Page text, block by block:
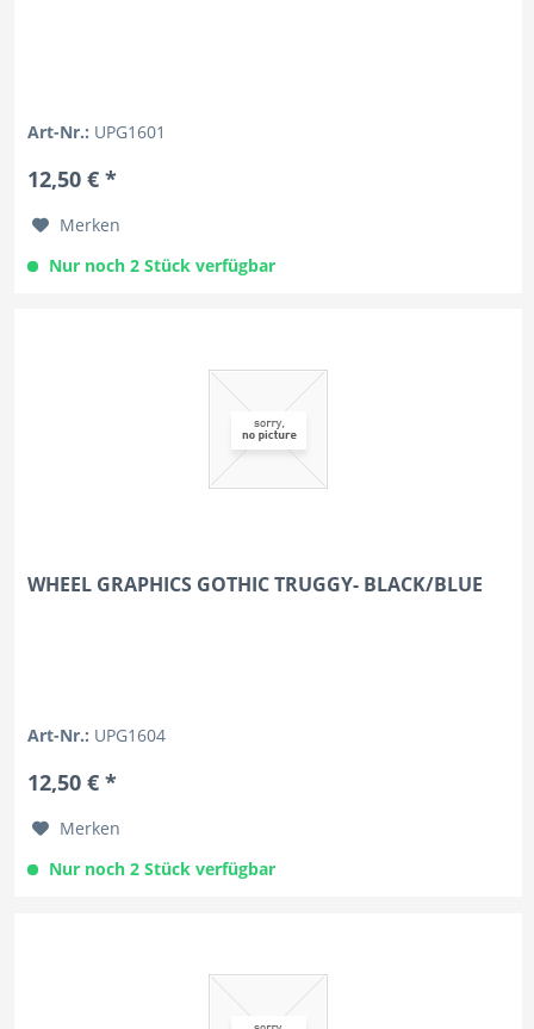
Art-Nr.: UPG1601
12,50 € *
Merken
Nur noch 2 Stück verfügbar
WHEEL GRAPHICS GOTHIC TRUGGY- BLACK/BLUE
Art-Nr.: UPG1604
12,50 € *
Merken
Nur noch 2 Stück verfügbar